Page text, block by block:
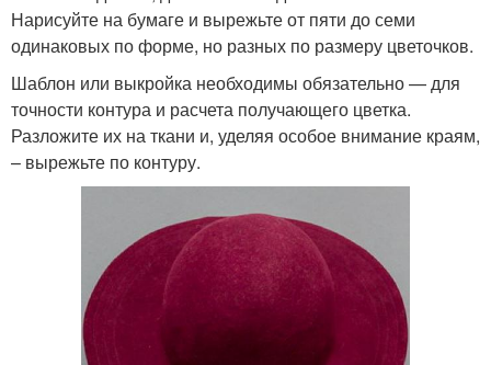
Нарисуйте на бумаге и вырежьте от пяти до семи
одинаковых по форме, но разных по размеру цветочков.
Шаблон или выкройка необходимы обязательно — для
точности контура и расчета получающего цветка.
Разложите их на ткани и, уделяя особое внимание краям,
– вырежьте по контуру.